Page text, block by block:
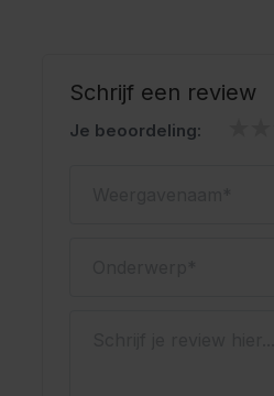
Schrijf een review
Je beoordeling: